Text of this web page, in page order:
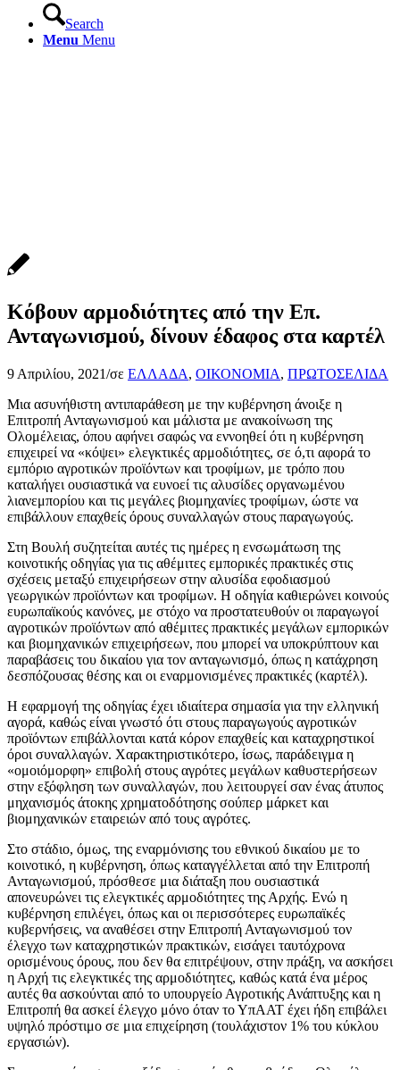
Search
Menu Menu
Κόβουν αρμοδιότητες από την Επ.
Ανταγωνισμού, δίνουν έδαφος στα καρτέλ
9 Απριλίου, 2021/σε ΕΛΛΑΔΑ, ΟΙΚΟΝΟΜΙΑ, ΠΡΩΤΟΣΕΛΙΔΑ
Μια ασυνήθιστη αντιπαράθεση με την κυβέρνηση άνοιξε η
Επιτροπή Ανταγωνισμού και μάλιστα με ανακοίνωση της
Ολομέλειας, όπου αφήνει σαφώς να εννοηθεί ότι η κυβέρνηση
επιχειρεί να «κόψει» ελεγκτικές αρμοδιότητες, σε ό,τι αφορά το
εμπόριο αγροτικών προϊόντων και τροφίμων, με τρόπο που
καταλήγει ουσιαστικά να ευνοεί τις αλυσίδες οργανωμένου
λιανεμπορίου και τις μεγάλες βιομηχανίες τροφίμων, ώστε να
επιβάλλουν επαχθείς όρους συναλλαγών στους παραγωγούς.
Στη Βουλή συζητείται αυτές τις ημέρες η ενσωμάτωση της
κοινοτικής οδηγίας για τις αθέμιτες εμπορικές πρακτικές στις
σχέσεις μεταξύ επιχειρήσεων στην αλυσίδα εφοδιασμού
γεωργικών προϊόντων και τροφίμων. Η οδηγία καθιερώνει κοινούς
ευρωπαϊκούς κανόνες, με στόχο να προστατευθούν οι παραγωγοί
αγροτικών προϊόντων από αθέμιτες πρακτικές μεγάλων εμπορικών
και βιομηχανικών επιχειρήσεων, που μπορεί να υποκρύπτουν και
παραβάσεις του δικαίου για τον ανταγωνισμό, όπως η κατάχρηση
δεσπόζουσας θέσης και οι εναρμονισμένες πρακτικές (καρτέλ).
Η εφαρμογή της οδηγίας έχει ιδιαίτερα σημασία για την ελληνική
αγορά, καθώς είναι γνωστό ότι στους παραγωγούς αγροτικών
προϊόντων επιβάλλονται κατά κόρον επαχθείς και καταχρηστικοί
όροι συναλλαγών. Χαρακτηριστικότερο, ίσως, παράδειγμα η
«ομοιόμορφη» επιβολή στους αγρότες μεγάλων καθυστερήσεων
στην εξόφληση των συναλλαγών, που λειτουργεί σαν ένας άτυπος
μηχανισμός άτοκης χρηματοδότησης σούπερ μάρκετ και
βιομηχανικών εταιρειών από τους αγρότες.
Στο στάδιο, όμως, της εναρμόνισης του εθνικού δικαίου με το
κοινοτικό, η κυβέρνηση, όπως καταγγέλλεται από την Επιτροπή
Ανταγωνισμού, πρόσθεσε μια διάταξη που ουσιαστικά
απονευρώνει τις ελεγκτικές αρμοδιότητες της Αρχής. Ενώ η
κυβέρνηση επιλέγει, όπως και οι περισσότερες ευρωπαϊκές
κυβερνήσεις, να αναθέσει στην Επιτροπή Ανταγωνισμού τον
έλεγχο των καταχρηστικών πρακτικών, εισάγει ταυτόχρονα
ορισμένους όρους, που δεν θα επιτρέψουν, στην πράξη, να ασκήσει
η Αρχή τις ελεγκτικές της αρμοδιότητες, καθώς κατά ένα μέρος
αυτές θα ασκούνται από το υπουργείο Αγροτικής Ανάπτυξης και η
Επιτροπή θα ασκεί έλεγχο μόνο όταν το ΥπΑΑΤ έχει ήδη επιβάλει
υψηλό πρόστιμο σε μια επιχείρηση (τουλάχιστον 1% του κύκλου
εργασιών).